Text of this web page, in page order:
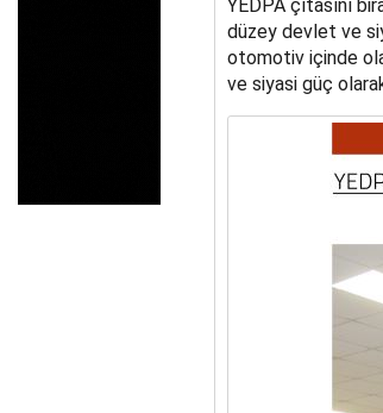
YEDPA çıtasını
düzey devlet ve
otomotiv içinde
ve siyasi güç